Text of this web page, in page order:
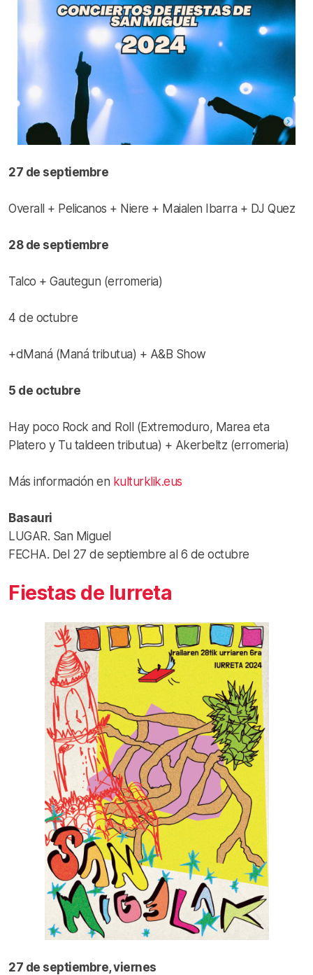
27 de septiembre
Overall + Pelicanos + Niere + Maialen Ibarra + DJ Quez
28 de septiembre
Talco + Gautegun (erromeria)
4 de octubre
+dManá (Maná tributua) + A&B Show
5 de octubre
Hay poco Rock and Roll (Extremoduro, Marea eta
Platero y Tu taldeen tributua) + Akerbeltz (erromeria)
Más información en kulturklik.eus
Basauri
LUGAR. San Miguel
FECHA. Del 27 de septiembre al 6 de octubre
Fiestas de Iurreta
27 de septiembre, viernes